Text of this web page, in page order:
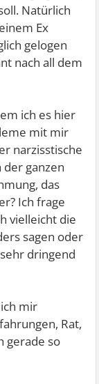
Natürlich
Ex
gelogen
nach all dem
ich es hier
mit mir
narzisstische
der ganzen
das
Ich frage
vielleicht die
sagen oder
dringend
mir
Rat,
gerade so